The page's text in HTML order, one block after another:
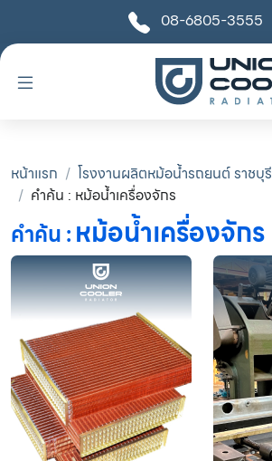
08-6805-3555
หน้าแรก
โรงงานผลิตหม้อน้ำรถยนต์ ราชบุรี
คำค้น : หม้อน้ำเครื่องจักร
คำค้น :หม้อน้ำเครื่องจักร